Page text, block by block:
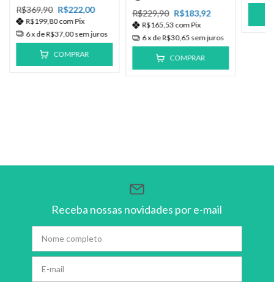
R$369,90 R$222,00
R$199,80com Pix
6x deR$37,00 sem juros
COMPRAR
R$229,90 R$183,92
R$165,53 com Pix
6x deR$30,65 sem juros
COMPRAR
Receba nossas novidades por e-mail